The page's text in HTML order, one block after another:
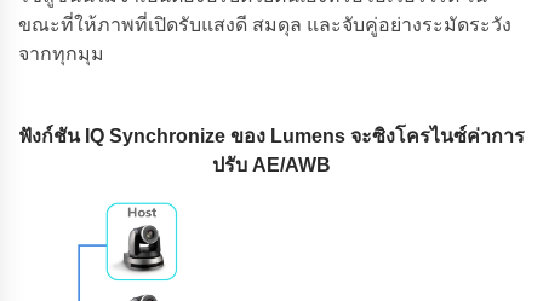
ขณะที่ให้ภาพที่เปิดรับแสงดี สมดุล และจับคู่อย่างระมัดระวัง
จากทุกมุม
ฟังก์ชัน IQ Synchronize ของ Lumens จะซิงโครไนซ์ค่าการ
ปรับ AE/AWB